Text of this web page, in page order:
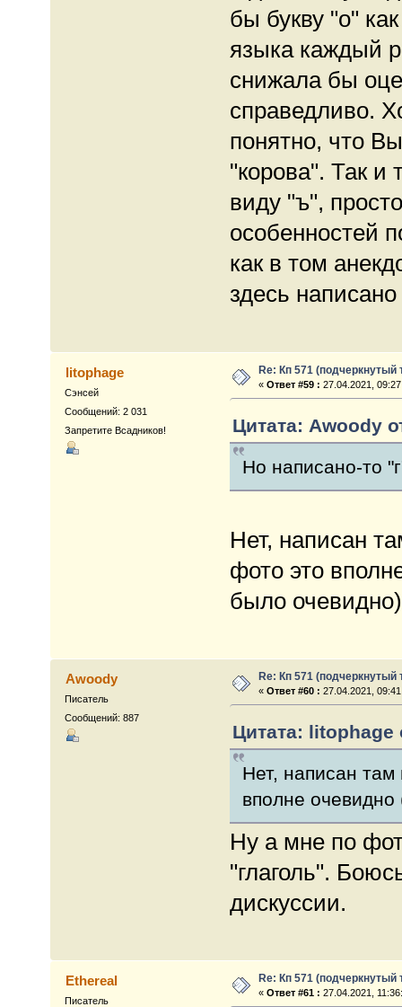
бы букву "о"
языка каждый
снижала бы
справедливо.
понятно, что
"корова". Так и
виду "ъ",
особенностей
как в том
здесь
litophage
Сэнсей
Сообщений: 2 031
Запретите Всадников!
Re: Кп 571 (подчеркнутый
«Ответ #59 : 27.04.2021,
Цитата: Awoody
Но написано-то
Нет, написан
фото это
было
Awoody
Писатель
Сообщений: 887
Re: Кп 571 (подчеркнутый
«Ответ #60 : 27.04.2021,
Цитата: litophage
Нет, написан
вполне
Ну а мне по
"глаголь".
дискуссии.
Ethereal
Писатель
Re: Кп 571 (подчеркнутый
«Ответ #61 : 27.04.2021,